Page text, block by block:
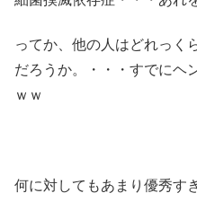
ってか、他の人はどれっく
だろうか。・・・すでにヘ
ｗｗ
何に対してもあまり優秀す